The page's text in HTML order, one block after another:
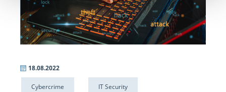
18.08.2022
Cybercrime IT Security